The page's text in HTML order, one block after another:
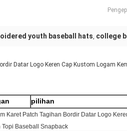
youth baseball hats, college
Datar Logo Keren Cap Kustom Logam
pilihan
Karet Patch Tagihan Bordir Datar Logo
Topi Baseball Snapback